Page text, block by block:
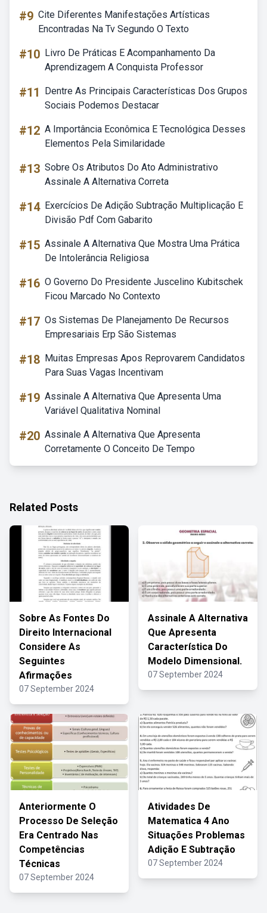
#9 Cite Diferentes Manifestações Artísticas
Encontradas Na Tv Segundo O Texto
#10 Livro De Práticas E Acompanhamento Da
Aprendizagem A Conquista Professor
#11
Dentre As Principais Características Dos Grupos
Sociais Podemos Destacar
#12 A Importância Econômica E Tecnológica Desses
Elementos Pela Similaridade
#13 Sobre Os Atributos Do Ato Administrativo
Assinale A Alternativa Correta
#14 Exercícios De Adição Subtração Multiplicação E
Divisão Pdf Com Gabarito
#15 Assinale A Alternativa Que Mostra Uma Prática
De Intolerância Religiosa
#16 O Governo Do Presidente Juscelino Kubitschek
Ficou Marcado No Contexto
#17 Os Sistemas De Planejamento De Recursos
Empresariais Erp São Sistemas
#18 Muitas Empresas Apos Reprovarem Candidatos
Para Suas Vagas Incentivam
#19 Assinale A Alternativa Que Apresenta Uma
Variável Qualitativa Nominal
#20 Assinale A Alternativa Que Apresenta
Corretamente O Conceito De Tempo
Related Posts
Sobre As Fontes Do
Direito Internacional
Considere As
Seguintes
Afirmações
07 September 2024
Assinale A Alternativa
Que Apresenta
Característica Do
Modelo Dimensional.
07 September 2024
Anteriormente O
Processo De Seleção
Era Centrado Nas
Competências
Técnicas
07 September 2024
Atividades De
Matematica 4 Ano
Situações Problemas
Adição E Subtração
07 September 2024